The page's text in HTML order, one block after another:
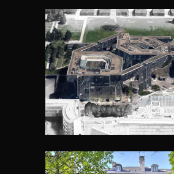
PREFECTURE DE
DE FRANCE